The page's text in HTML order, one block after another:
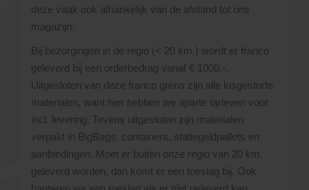
deze vaak ook afhankelijk van de afstand tot ons
magazijn.
Bij bezorgingen in de regio (< 20 km.) wordt er franco
geleverd bij een orderbedrag vanaf € 1000,-.
Uitgesloten van deze franco grens zijn alle losgestorte
materialen, want hier hebben we aparte tarieven voor
incl. levering. Tevens uitgesloten zijn materialen
verpakt in BigBags, containers, statiegeldpallets en
aanbiedingen. Moet er buiten onze regio van 20 km.
geleverd worden, dan komt er een toeslag bij. Ook